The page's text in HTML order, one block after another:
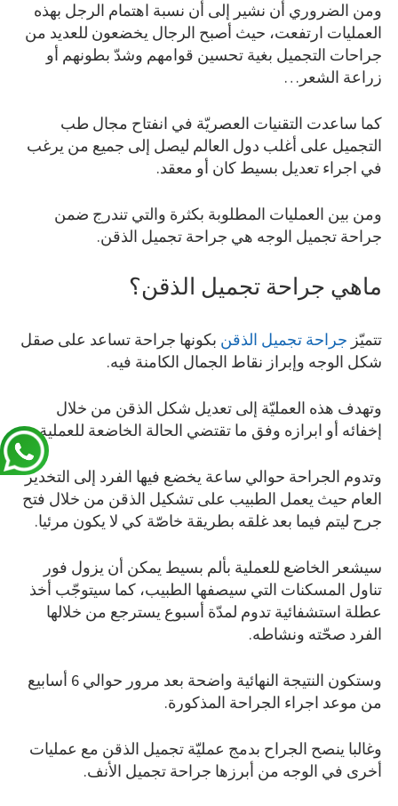
ومن الضروري أن نشير إلى أن نسبة اهتمام الرجل بهذه
العمليات ارتفعت، حيث أصبح الرجال يخضعون للعديد من
جراحات التجميل بغية تحسين قوامهم وشدّ بطونهم أو
زراعة الشعر…
كما ساعدت التقنيات العصريّة في انفتاح مجال طب
التجميل على أغلب دول العالم ليصل إلى جميع من يرغب
في اجراء تعديل بسيط كان أو معقد.
ومن بين العمليات المطلوبة بكثرة والتي تندرج ضمن
جراحة تجميل الوجه هي جراحة تجميل الذقن.
ماهي جراحة تجميل الذقن؟
تتميّز جراحة تجميل الذقن بكونها جراحة تساعد على صقل
شكل الوجه وإبراز نقاط الجمال الكامنة فيه.
وتهدف هذه العمليّة إلى تعديل شكل الذقن من خلال
إخفائه أو ابرازه وفق ما تقتضي الحالة الخاضعة للعملية.
وتدوم الجراحة حوالي ساعة يخضع فيها الفرد إلى التخدير
العام حيث يعمل الطبيب على تشكيل الذقن من خلال فتح
جرح ليتم فيما بعد غلقه بطريقة خاصّة كي لا يكون مرئيا.
سيشعر الخاضع للعملية بألم بسيط يمكن أن يزول فور
تناول المسكنات التي سيصفها الطبيب، كما سيتوجّب أخذ
عطلة استشفائية تدوم لمدّة أسبوع يسترجع من خلالها
الفرد صحّته ونشاطه.
وستكون النتيجة النهائية واضحة بعد مرور حوالي 6 أسابيع
من موعد اجراء الجراحة المذكورة.
وغالبا ينصح الجراح بدمج عمليّة تجميل الذقن مع عمليات
أخرى في الوجه من أبرزها جراحة تجميل الأنف.